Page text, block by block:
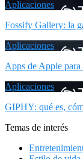
Aplicaciones
Fossify Gallery: la
Aplicaciones
Apps de Apple
Aplicaciones
GIPHY: qué es,
Temas de interés